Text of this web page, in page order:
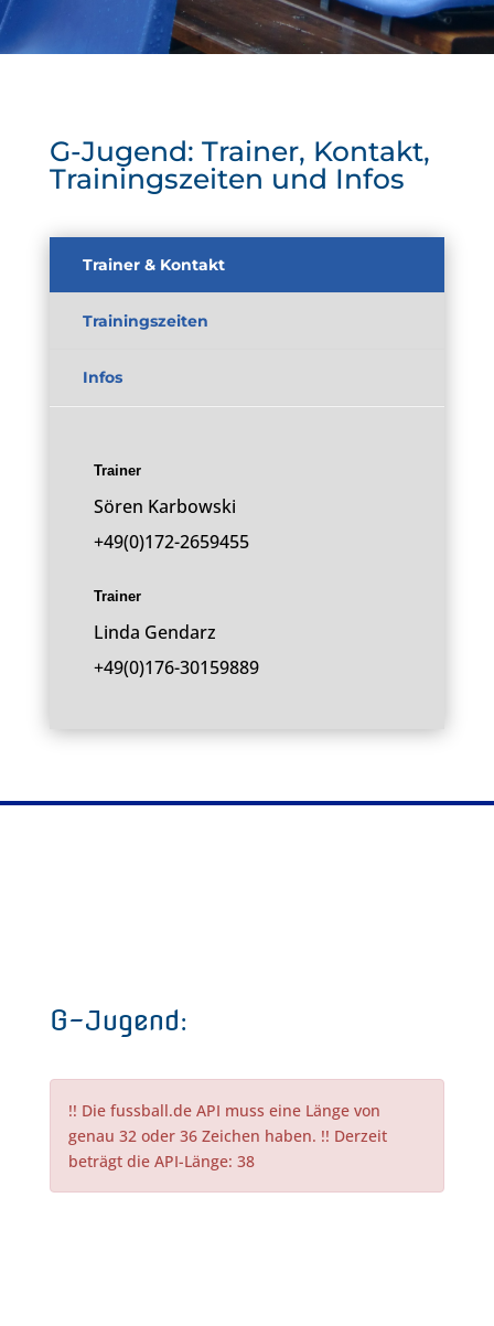
G-Jugend: Trainer, Kontakt,
Trainingszeiten und Infos
Trainer & Kontakt
Trainingszeiten
Infos
Trainer
Sören Karbowski
+49(0)172-2659455
Trainer
Linda Gendarz
+49(0)176-30159889
G-Jugend:
!! Die fussball.de API muss eine Länge von
genau 32 oder 36 Zeichen haben. !! Derzeit
beträgt die API-Länge: 38